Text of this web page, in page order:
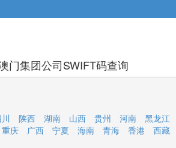
门集团公司SWIFT码查询
陕西 湖南 山西 贵州 河南
黑龙江
重庆 广西 宁夏 海南 青海 香港
西藏